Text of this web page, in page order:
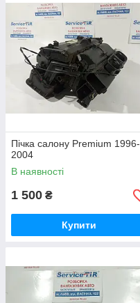
Пічка салону Premium 1996-
2004
В наявності
1 500 ₴
Купити